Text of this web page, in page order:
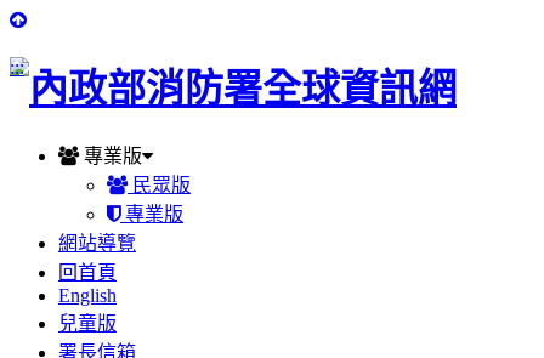
:::
專業版
民眾版
專業版
網站導覽
回首頁
English
兒童版
署長信箱